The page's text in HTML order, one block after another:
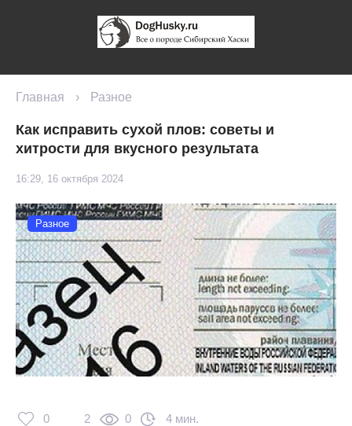
Главная › Разное
Как исправить сухой плов: советы и
хитрости для вкусного результата
16:29, 16 октября 2024
Разное
0 2 0 4 мин.